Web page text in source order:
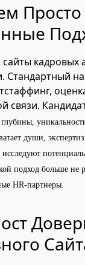
кадровых
Стандартный
связи.
души,
исследуют
подход больше
HR-партнеры.